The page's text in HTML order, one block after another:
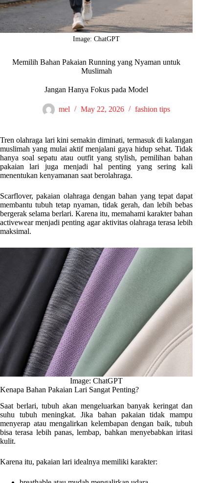
Image: ChatGPT
Memilih Bahan Pakaian Running yang Nyaman untuk
Muslimah
Jangan Hanya Fokus pada Model
mel May 22, 2026 fashion tips
Tren olahraga lari kini semakin diminati, termasuk di kalangan
muslimah yang mulai aktif menjalani gaya hidup sehat. Tidak
hanya soal sepatu atau outfit yang stylish, pemilihan bahan
pakaian lari juga menjadi hal penting yang sering kali
menentukan kenyamanan saat berolahraga.
Scarflover, pakaian olahraga dengan bahan yang tepat dapat
membantu tubuh tetap nyaman, tidak gerah, dan lebih bebas
bergerak selama berlari. Karena itu, memahami karakter bahan
activewear menjadi penting agar aktivitas olahraga terasa lebih
maksimal.
Image: ChatGPT
Kenapa Bahan Pakaian Lari Sangat Penting?
Saat berlari, tubuh akan mengeluarkan banyak keringat dan
suhu tubuh meningkat. Jika bahan pakaian tidak mampu
menyerap atau mengalirkan kelembapan dengan baik, tubuh
bisa terasa lebih panas, lembap, bahkan menyebabkan iritasi
kulit.
Karena itu, pakaian lari idealnya memiliki karakter: